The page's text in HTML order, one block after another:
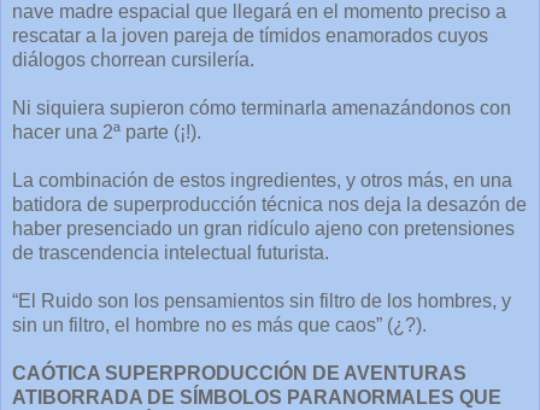
nave madre espacial que llegará en el momento preciso a
rescatar a la joven pareja de tímidos enamorados cuyos
diálogos chorrean cursilería.
Ni siquiera supieron cómo terminarla amenazándonos con
hacer una 2ª parte (¡!).
La combinación de estos ingredientes, y otros más, en una
batidora de superproducción técnica nos deja la desazón de
haber presenciado un gran ridículo ajeno con pretensiones
de trascendencia intelectual futurista.
“El Ruido son los pensamientos sin filtro de los hombres, y
sin un filtro, el hombre no es más que caos” (¿?).
CAÓTICA SUPERPRODUCCIÓN DE AVENTURAS
ATIBORRADA DE SÍMBOLOS PARANORMALES QUE